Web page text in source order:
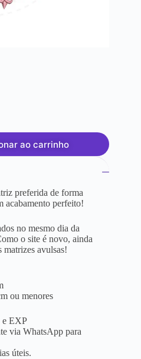
ao carrinho
preferida de forma
acabamento perfeito!
no mesmo dia da
o site é novo, ainda
matrizes avulsas!
ou menores
e EXP
via WhatsApp para
úteis.